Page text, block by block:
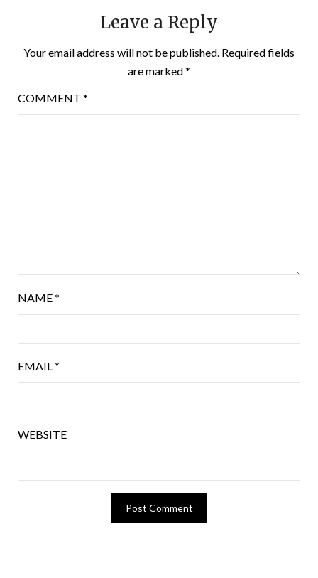
Leave a Reply
Your email address will not be published. Required fields
are marked*
COMMENT *
NAME*
EMAIL*
WEBSITE